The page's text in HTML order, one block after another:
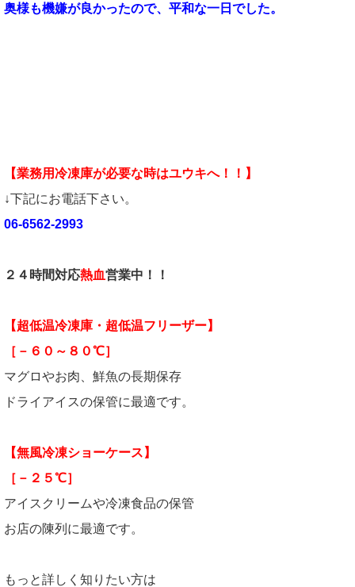
奥様も機嫌が良かったので、平和な一日でした。
【業務用冷凍庫が必要な時はユウキへ！！】
↓下記にお電話下さい。
06-6562-2993
２４時間対応熱血営業中！！
【超低温冷凍庫・超低温フリーザー】
［－６０～８０℃］
マグロやお肉、鮮魚の長期保存
ドライアイスの保管に最適です。
【無風冷凍ショーケース】
［－２５℃］
アイスクリームや冷凍食品の保管
お店の陳列に最適です。
もっと詳しく知りたい方は